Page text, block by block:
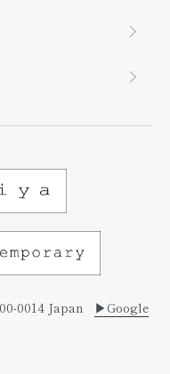
0014 Japan ▶︎Google